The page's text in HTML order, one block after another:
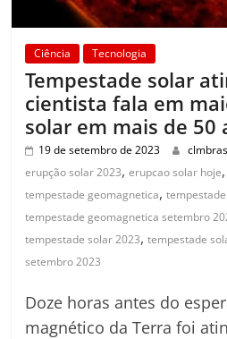
Ciência Tecnologia
Tempestade solar
cientista fala em
solar em mais de 50
19 de setembro de 2023
erupção solar 2023,erupcao solar hoje
tempestade geomagnetica,
tempestade geomagnetica setembro
tempestade solar 2023,tempestade
setembro 2023
Doze horas antes do
magnético da Terra foi